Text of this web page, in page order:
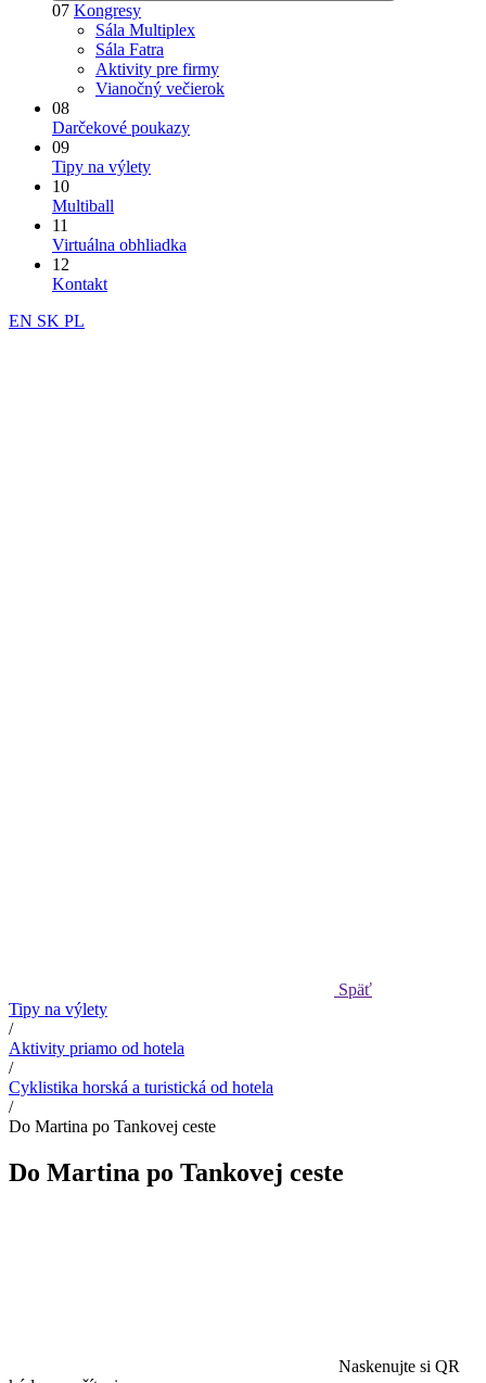
07 Kongresy
Sála Multiplex
Sála Fatra
Aktivity pre firmy
Vianočný večierok
08
Darčekové poukazy
09
Tipy na výlety
10
Multiball
11
Virtuálna obhliadka
12
Kontakt
EN SK PL
Späť
Tipy na výlety
/
Aktivity priamo od hotela
/
Cyklistika horská a turistická od hotela
/
Do Martina po Tankovej ceste
Do Martina po Tankovej ceste
Naskenujte si QR